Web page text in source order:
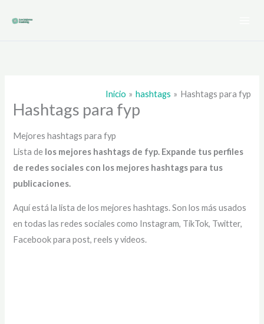
Inicio hashtags Hashtags para fyp
Hashtags para fyp
Mejores hashtags para fyp
Lista de los mejores hashtags de fyp. Expande tus perfiles
de redes sociales con los mejores hashtags para tus
publicaciones.
Aquí está la lista de los mejores hashtags. Son los más usados
en todas las redes sociales como Instagram, TikTok, Twitter,
Facebook para post, reels y videos.